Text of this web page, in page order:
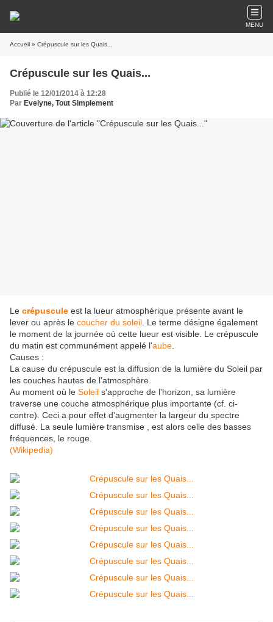
MENU
Accueil » Crépuscule sur les Quais...
Crépuscule sur les Quais...
Publié le 12/01/2014 à 12:28
Par Evelyne, Tout Simplement
Le crépuscule est la lueur atmosphérique présente avant le
lever ou après le coucher du soleil . Le terme désigne également
le moment de la journée où cette lueur est visible. Le crépuscule
du matin est communément appelé l'aube
Causes :
La cause du crépuscule est la diffusion de la lumière du Soleil par
les couches hautes de l'atmosphère.
Au moment où le Soleil s'approche de l'horizon, sa lumière
traverse une couche atmosphérique plus importante (cf. ci-
contre). Ceci a pour effet d'augmenter la largeur du spectre
diffusé. La seule lumière transmise , est alors celle des basses
fréquences, le rouge.
(Wikipedia)